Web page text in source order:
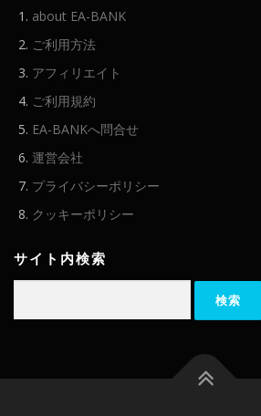
about EA-BANK
ご利用方法
アフィリエイト
ご利用規約
EA-BANKへ問合せ
運営会社
プライバシーポリシー
クッキーポリシー
サイト内検索